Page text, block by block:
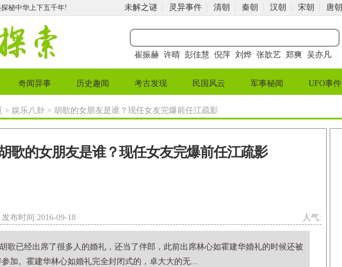
秘中华上下五千年! 未解之谜 灵异事件 清朝 秦朝 汉朝 宋朝 唐朝
崔振赫 许晴 彭佳慧 倪萍 刘烨 张歆艺 郑爽 吴亦凡
奇闻异事 历史趣闻 考古发现 民国风云 军事秘闻 UFO事件
> 娱乐八卦 > 胡歌的女朋友是谁？现任女友完爆前任江疏影
歌的女朋友是谁？现任女友完爆前任江疏影
布时间:2016-09-18 人气:
胡歌已经出席了很多人的婚礼，还当了伴郎，此前出席林心如霍建华婚礼的时候还被
加。霍建华林心如婚礼完全封闭式的，卓大大的无...